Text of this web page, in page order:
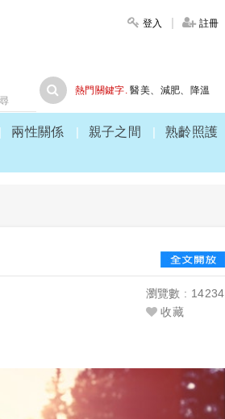
登入 註冊
熱門關鍵字. 醫美、 減肥、 降溫
兩性關係 親子之間 熟齡照護
瀏覽數 : 14234
收藏